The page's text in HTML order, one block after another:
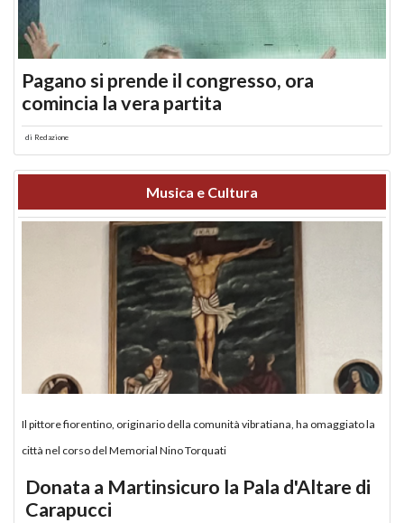
Pagano si prende il congresso, ora
comincia la vera partita
di Redazione
Musica e Cultura
Il pittore fiorentino, originario della comunità vibratiana, ha omaggiato la
città nel corso del Memorial Nino Torquati
Donata a Martinsicuro la Pala d'Altare di
Carapucci